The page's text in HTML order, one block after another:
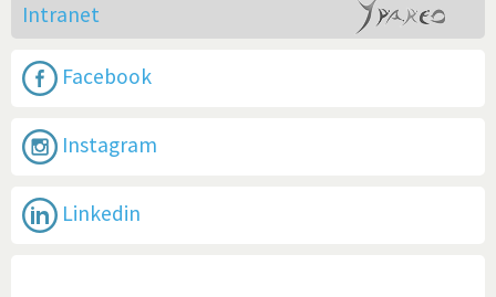
Intranet
Facebook
Instagram
Linkedin